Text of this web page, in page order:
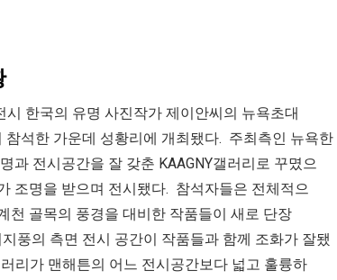
한국의 유명 사진작가 제이안씨의 뉴욕초대
참석한 가운데 성황리에 개최됐다. 주최측인 뉴욕한
과 전시공간을 잘 갖춘 KAAGNY갤러리로 꾸몄으
조명을 받으며 전시됐다. 참석자들은 전체적으
천 골목의 풍경을 대비한 작품들이 새로 단장
풍의 측면 전시 공간이 작품들과 함께 조화가 잘됐
리가 맨해튼의 어느 전시공간보다 넓고 훌륭하